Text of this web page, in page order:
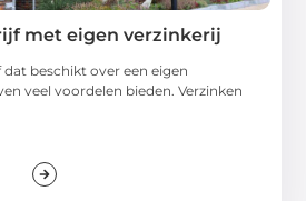
met eigen verzinkerij
beschikt over een eigen
veel voordelen bieden. Verzinken